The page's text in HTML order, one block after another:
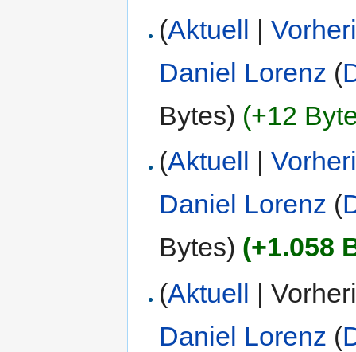
(Aktuell |
Daniel Lorenz (
Bytes) (+12
(Aktuell |
Daniel Lorenz (
Bytes) (+1.058
(Aktuell |
Daniel Lorenz (